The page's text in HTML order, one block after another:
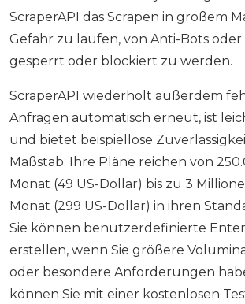
ScraperAPI das Scrapen in großem
Gefahr zu laufen, von Anti-Bots oder
gesperrt oder blockiert zu werden.
ScraperAPI wiederholt außerdem
Anfragen automatisch erneut, ist
und bietet beispiellose
Maßstab. Ihre Pläne reichen von
Monat (49 US-Dollar) bis zu 3
Monat (299 US-Dollar) in ihren
Sie können benutzerdefinierte
erstellen, wenn Sie größere
oder besondere Anforderungen
können Sie mit einer kostenlosen